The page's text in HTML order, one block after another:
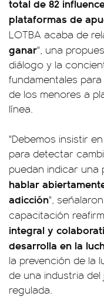
total de 82
plataformas de
LOTBA acaba de
ganar", una
diálogo y la
fundamentales
de los menores a
línea.
"Debemos insistir
para detectar
puedan indicar una
hablar
adicción",
capacitación
integral y
desarrolla en la
la prevención de la
de una industria
regulada.